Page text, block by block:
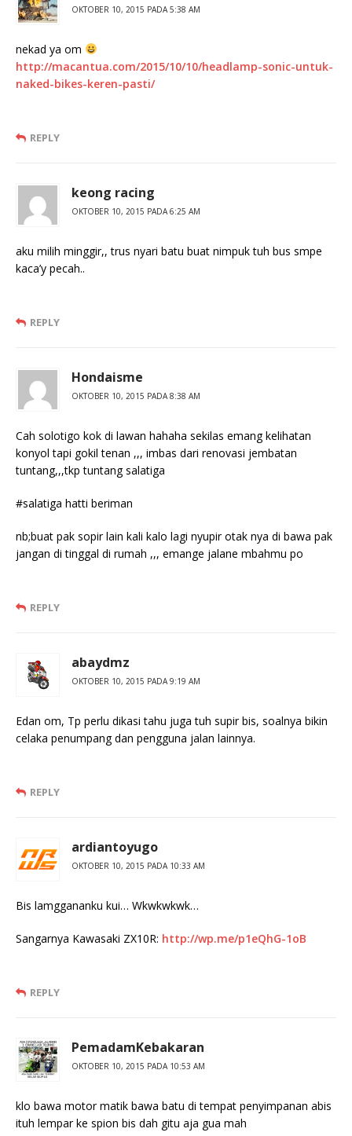
OKTOBER 10, 2015 PADA 5:38 AM
nekad ya om
http://macantua.com/2015/10/10/headlamp-sonic-untuk-
naked-bikes-keren-pasti/
REPLY
keong racing
OKTOBER 10, 2015 PADA 6:25 AM
aku milih minggir,, trus nyari batu buat nimpuk tuh bus smpe
kaca’y pecah..
REPLY
Hondaisme
OKTOBER 10, 2015 PADA 8:38 AM
Cah solotigo kok di lawan hahaha sekilas emang kelihatan
konyol tapi gokil tenan ,,, imbas dari renovasi jembatan
tuntang,,,tkp tuntang salatiga
#salatiga hatti beriman
nb;buat pak sopir lain kali kalo lagi nyupir otak nya di bawa pak
jangan di tinggal di rumah ,,, emange jalane mbahmu po
REPLY
abaydmz
OKTOBER 10, 2015 PADA 9:19 AM
Edan om, Tp perlu dikasi tahu juga tuh supir bis, soalnya bikin
celaka penumpang dan pengguna jalan lainnya.
REPLY
ardiantoyugo
OKTOBER 10, 2015 PADA 10:33 AM
Bis lamggananku kui… Wkwkwkwk…
Sangarnya Kawasaki ZX10R: http://wp.me/p1eQhG-1oB
REPLY
PemadamKebakaran
OKTOBER 10, 2015 PADA 10:53 AM
klo bawa motor matik bawa batu di tempat penyimpanan abis
ituh lempar ke spion bis dah gitu aja gua mah